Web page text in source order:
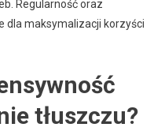
Regularność oraz
dla maksymalizacji korzyści
tłuszczu?